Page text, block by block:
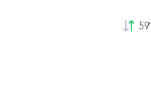
59'